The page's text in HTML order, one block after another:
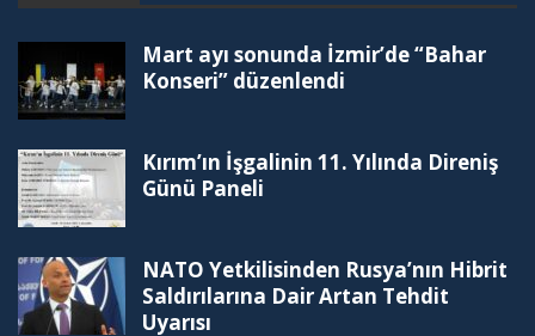
Mart ayı sonunda İzmir’de “Bahar
Konseri” düzenlendi
Kırım’ın İşgalinin 11. Yılında Direniş
Günü Paneli
NATO Yetkilisinden Rusya’nın Hibrit
Saldırılarına Dair Artan Tehdit
Uyarısı